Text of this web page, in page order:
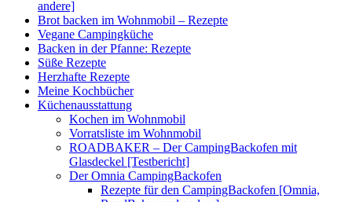
andere]
Brot backen im Wohnmobil – Rezepte
Vegane Campingküche
Backen in der Pfanne: Rezepte
Süße Rezepte
Herzhafte Rezepte
Meine Kochbücher
Küchenausstattung
Kochen im Wohnmobil
Vorratsliste im Wohnmobil
ROADBAKER – Der CampingBackofen mit
Glasdeckel [Testbericht]
Der Omnia CampingBackofen
Rezepte für den CampingBackofen [Omnia,